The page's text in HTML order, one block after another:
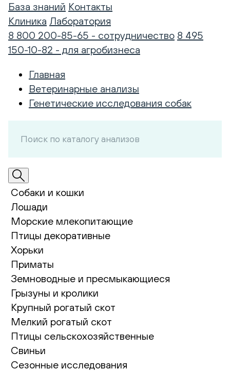
База знаний Контакты
Клиника Лаборатория
8 800 200-85-65 - сотрудничество 8 495
150-10-82 - для агробизнеса
Главная
Ветеринарные анализы
Генетические исследования собак
Собаки и кошки
Лошади
Морские млекопитающие
Птицы декоративные
Хорьки
Приматы
Земноводные и пресмыкающиеся
Грызуны и кролики
Крупный рогатый скот
Мелкий рогатый скот
Птицы сельскохозяйственные
Свиньи
Сезонные исследования